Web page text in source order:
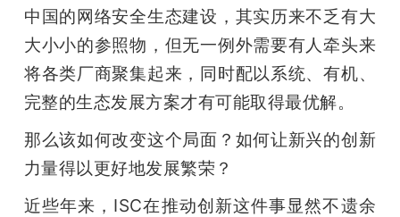
中国的网络安全生态建设，其实历来不乏有大
大小小的参照物，但无一例外需要有人牵头来
将各类厂商聚集起来，同时配以系统、有机、
完整的生态发展方案才有可能取得最优解。
那么该如何改变这个局面？如何让新兴的创新
力量得以更好地发展繁荣？
近些年来，ISC在推动创新这件事显然不遗余